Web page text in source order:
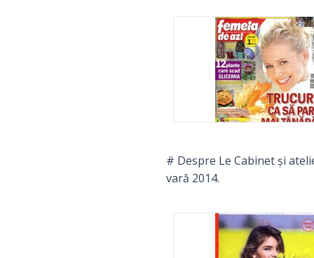
# Despre Le Cabinet şi
vară 2014.